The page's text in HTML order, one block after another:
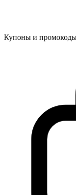
Купоны и